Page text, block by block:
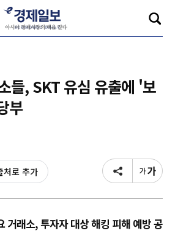
들, SKT 유심 유출에 '보
부
처로 추가
거래소, 투자자 대상 해킹 피해 예방 공